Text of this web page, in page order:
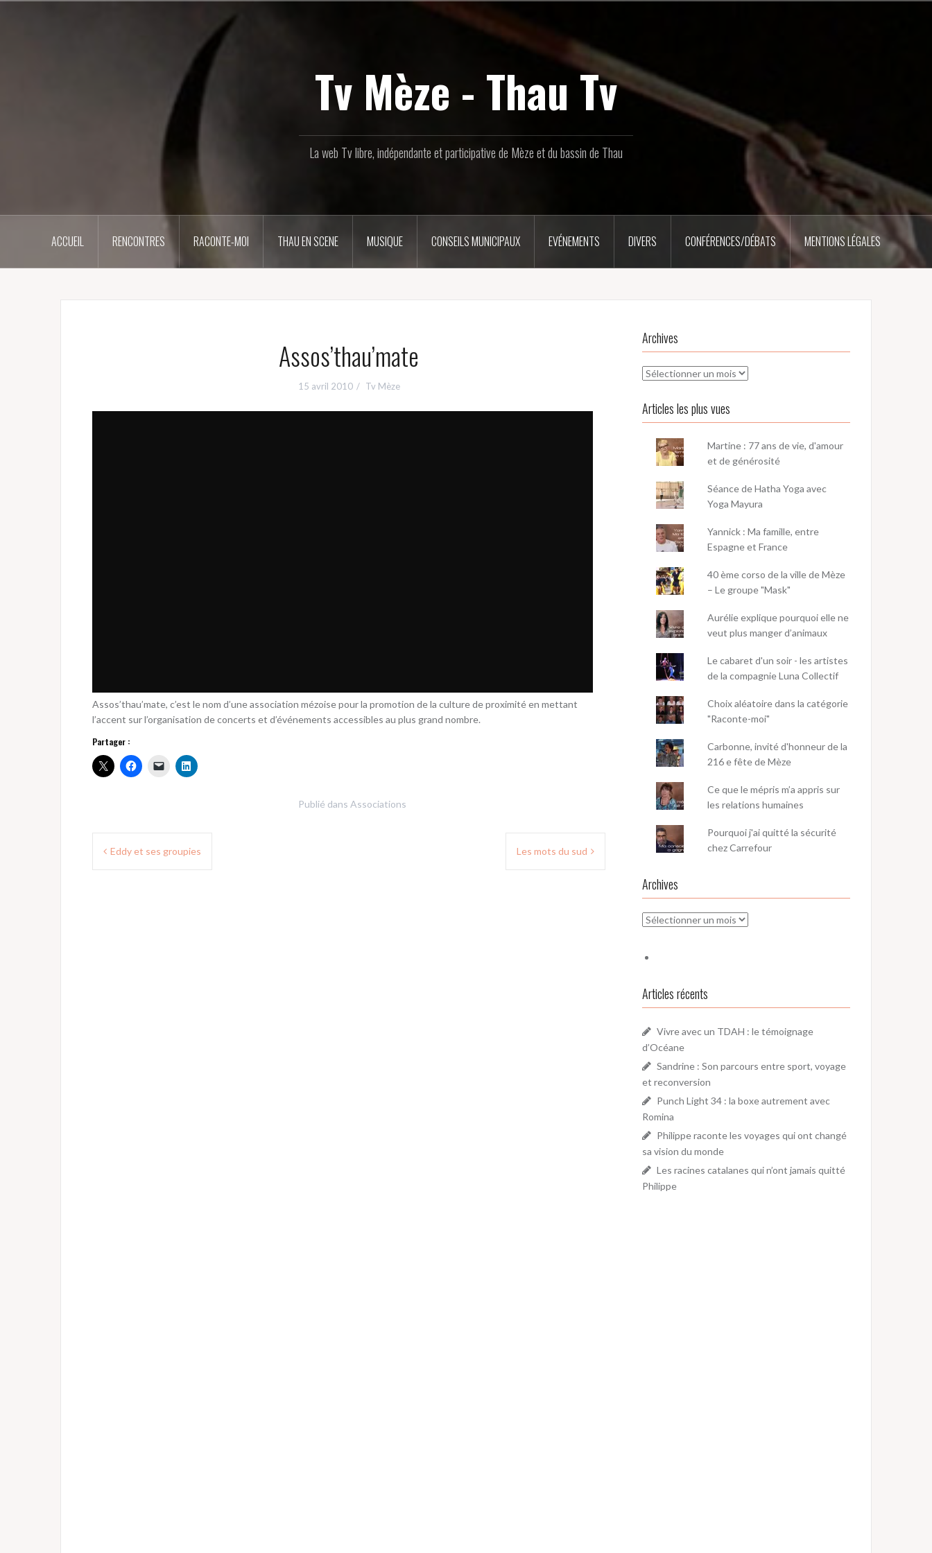
Tv Mèze - Thau Tv
La web Tv libre, indépendante et participative de Mèze et du bassin de Thau
ACCUEIL RENCONTRES RACONTE-MOI THAU EN SCENE MUSIQUE CONSEILS MUNICIPAUX EVÉNEMENTS DIVERS CONFÉRENCES/DÉBATS MENTIONS LÉGALES
Assos’thau’mate
15 avril 2010 Tv Mèze
Assos’thau’mate, c’est le nom d’une association mézoise pour la promotion de la culture de proximité en mettant
l’accent sur l’organisation de concerts et d’événements accessibles au plus grand nombre.
Partager :
Publié dans Associations
Navigation
Eddy et ses groupies Les mots du sud
Archives
Archives
Articles les plus vues
Martine : 77 ans de vie, d'amour
et de générosité
Séance de Hatha Yoga avec
Yoga Mayura
Yannick : Ma famille, entre
Espagne et France
40 ème corso de la ville de Mèze
– Le groupe "Mask"
Aurélie explique pourquoi elle ne
veut plus manger d’animaux
Le cabaret d'un soir - les artistes
de la compagnie Luna Collectif
Choix aléatoire dans la catégorie
"Raconte-moi"
Carbonne, invité d'honneur de la
216 e fête de Mèze
Ce que le mépris m’a appris sur
les relations humaines
Pourquoi j'ai quitté la sécurité
chez Carrefour
Archives
Archives
Articles récents
Vivre avec un TDAH : le témoignage
d’Océane
Sandrine : Son parcours entre sport, voyage
et reconversion
Punch Light 34 : la boxe autrement avec
Romina
Philippe raconte les voyages qui ont changé
sa vision du monde
Les racines catalanes qui n’ont jamais quitté
Philippe